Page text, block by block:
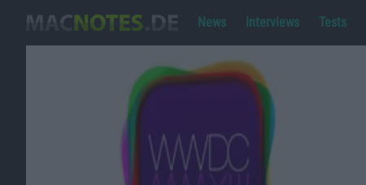
News Interviews Tests